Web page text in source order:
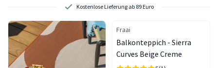
Kostenlose Lieferung ab 89 Euro
Fraai
Balkonteppich - Sierra
Curves Beige Creme